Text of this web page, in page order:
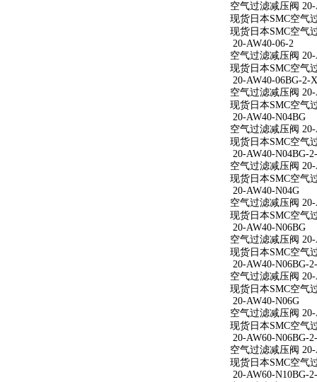
空气过滤减压阀 20-
现货日本SMC空气
现货日本SMC空气
20-AW40-06-2
空气过滤减压阀
现货日本SMC空气
20-AW40-06BG-2-
空气过滤减压阀
现货日本SMC空气
20-AW40-N04BG
空气过滤减压阀
现货日本SMC空气
20-AW40-N04BG-
空气过滤减压阀
现货日本SMC空气
20-AW40-N04G
空气过滤减压阀
现货日本SMC空气
20-AW40-N06BG
空气过滤减压阀
现货日本SMC空气
20-AW40-N06BG-
空气过滤减压阀
现货日本SMC空气
20-AW40-N06G
空气过滤减压阀
现货日本SMC空气
20-AW60-N06BG-
空气过滤减压阀
现货日本SMC空气
20-AW60-N10BG-